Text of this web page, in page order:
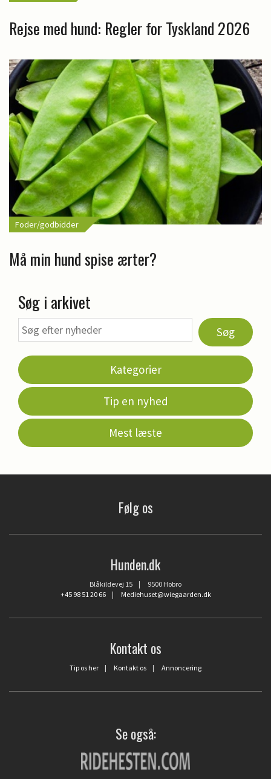
Rejse med hund: Regler for Tyskland 2026
Foder/godbidder
Må min hund spise ærter?
Søg i arkivet
Søg
Kategorier
Tip en nyhed
Mest læste
Følg os
Hunden.dk
Blåkildevej 15 | 9500 Hobro
+45 98 51 20 66| Mediehuset@wiegaarden.dk
Kontakt os
Tip os her | Kontakt os | Annoncering
Se også: